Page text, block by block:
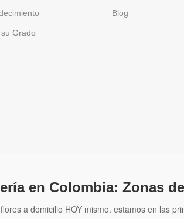
Grado
Blog
en Colombia: Zonas
a domicilio HOY mismo. estamos en las